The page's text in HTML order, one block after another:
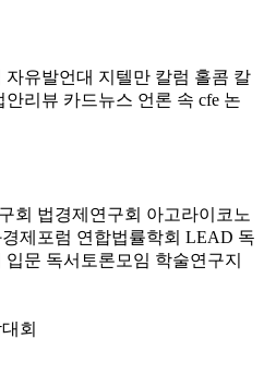
자유발언대 지텔만 칼럼 홀콤 칼
안리뷰 카드뉴스 언론 속 cfe 논
회 법경제연구회 아고라이코노
제포럼 연합법률학회 LEAD 독
입문 독서토론모임 학술연구지
회